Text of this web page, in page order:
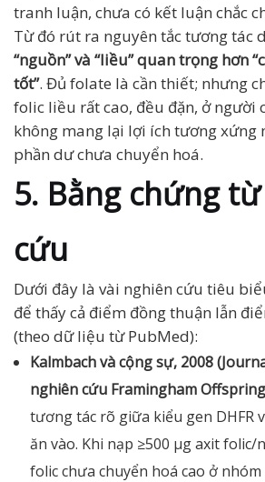
tranh luận, chưa có kết luận chắc
Từ đó rút ra nguyên tắc tương tác
“nguồn” và “liều” quan trọng hơn
tốt”. Đủ folate là cần thiết; nhưng
folic liều rất cao, đều đặn, ở người
không mang lại lợi ích tương xứng
phần dư chưa chuyển hoá.
5. Bằng chứng
cứu
Dưới đây là vài nghiên cứu tiêu
để thấy cả điểm đồng thuận lẫn
(theo dữ liệu từ PubMed):
Kalmbach và cộng sự, 2008
nghiên cứu Framingham
tương tác rõ giữa kiểu gen DHFR
ăn vào. Khi nạp ≥500 µg axit folic/
folic chưa chuyển hoá cao ở nhóm